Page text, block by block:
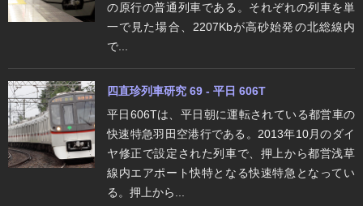
の原行の普通列車である。それぞれの列車を単
一で見た場合、2207Kbが高砂始発の北総線内
で...
四直珍列車研究 69 - 平日 606T
平日606Tは、平日朝に運転されている都営車の
快速特急羽田空港行である。2013年10月のダイ
ヤ修正で設定された列車で、押上から都営浅草
線内エアポート快特となる快速特急となってい
る。押上から...